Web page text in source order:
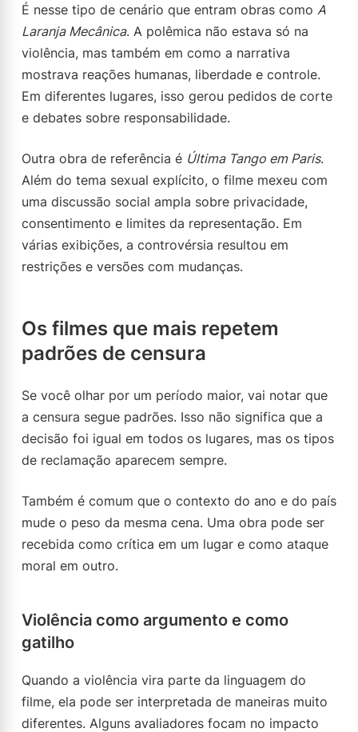
É nesse tipo de cenário que entram obras como A
Laranja Mecânica. A polêmica não estava só na
violência, mas também em como a narrativa
mostrava reações humanas, liberdade e controle.
Em diferentes lugares, isso gerou pedidos de corte
e debates sobre responsabilidade.
Outra obra de referência é Última Tango em Paris.
Além do tema sexual explícito, o filme mexeu com
uma discussão social ampla sobre privacidade,
consentimento e limites da representação. Em
várias exibições, a controvérsia resultou em
restrições e versões com mudanças.
Os filmes que mais repetem
padrões de censura
Se você olhar por um período maior, vai notar que
a censura segue padrões. Isso não significa que a
decisão foi igual em todos os lugares, mas os tipos
de reclamação aparecem sempre.
Também é comum que o contexto do ano e do país
mude o peso da mesma cena. Uma obra pode ser
recebida como crítica em um lugar e como ataque
moral em outro.
Violência como argumento e como
gatilho
Quando a violência vira parte da linguagem do
filme, ela pode ser interpretada de maneiras muito
diferentes. Alguns avaliadores focam no impacto